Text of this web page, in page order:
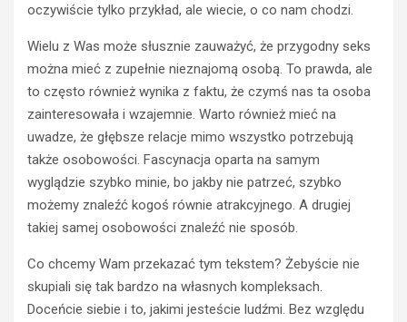
oczywiście tylko przykład, ale wiecie, o co nam chodzi.
Wielu z Was może słusznie zauważyć, że przygodny seks
można mieć z zupełnie nieznajomą osobą. To prawda, ale
to często również wynika z faktu, że czymś nas ta osoba
zainteresowała i wzajemnie. Warto również mieć na
uwadze, że głębsze relacje mimo wszystko potrzebują
także osobowości. Fascynacja oparta na samym
wyglądzie szybko minie, bo jakby nie patrzeć, szybko
możemy znaleźć kogoś równie atrakcyjnego. A drugiej
takiej samej osobowości znaleźć nie sposób.
Co chcemy Wam przekazać tym tekstem? Żebyście nie
skupiali się tak bardzo na własnych kompleksach.
Doceńcie siebie i to, jakimi jesteście ludźmi. Bez względu
z
y
B
2
0
n
a
n
d
a
e
n
a
o
d
o
o
w
a